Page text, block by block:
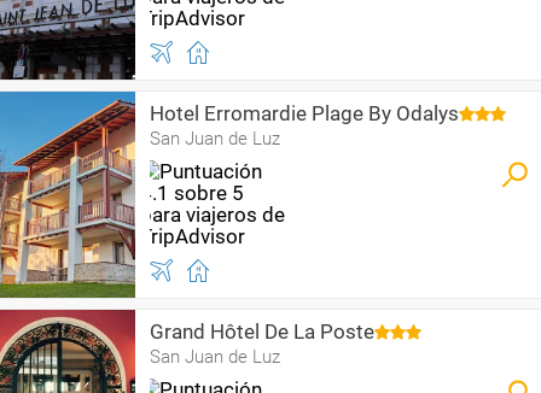
Hotel Erromardie Plage By Odalys
San Juan de Luz
Grand Hôtel De La Poste
San Juan de Luz